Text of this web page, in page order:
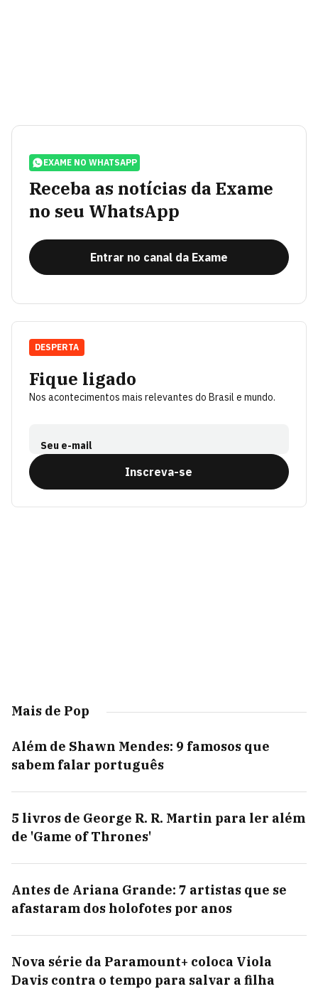
EXAME NO WHATSAPP
Receba as notícias da Exame
no seu WhatsApp
Entrar no canal da Exame
Fique ligado
Nos acontecimentos mais relevantes do Brasil e mundo.
Seu e-mail
Inscreva-se
DESPERTA
Mais de Pop
Além de Shawn Mendes: 9 famosos que
sabem falar português
5 livros de George R. R. Martin para ler além
de 'Game of Thrones'
Antes de Ariana Grande: 7 artistas que se
afastaram dos holofotes por anos
Nova série da Paramount+ coloca Viola
Davis contra o tempo para salvar a filha